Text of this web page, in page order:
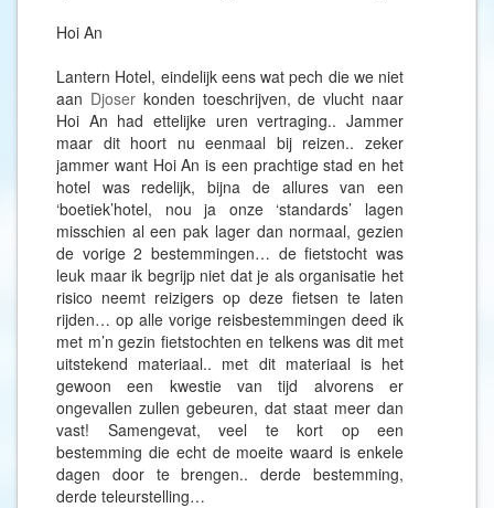
Hoi An
Lantern Hotel, eindelijk eens wat pech die we niet
aan Djoserkonden toeschrijven, de vlucht naar
Hoi An had ettelijke uren vertraging.. Jammer
maar dit hoort nu eenmaal bij reizen.. zeker
jammer want Hoi An is een prachtige stad en het
hotel was redelijk, bijna de allures van een
‘boetiek’hotel, nou ja onze ‘standards’ lagen
misschien al een pak lager dan normaal, gezien
de vorige 2 bestemmingen… de fietstocht was
leuk maar ik begrijp niet dat je als organisatie het
risico neemt reizigers op deze fietsen te laten
rijden… op alle vorige reisbestemmingen deed ik
met m’n gezin fietstochten en telkens was dit met
uitstekend materiaal.. met dit materiaal is het
gewoon een kwestie van tijd alvorens er
ongevallen zullen gebeuren, dat staat meer dan
vast! Samengevat, veel te kort op een
bestemming die echt de moeite waard is enkele
dagen door te brengen.. derde bestemming,
derde teleurstelling…